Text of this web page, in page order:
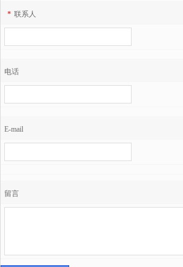
* 联系人
电话
E-mail
留言